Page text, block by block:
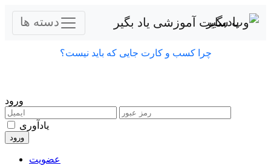
ورود
یادآوری
عضویت